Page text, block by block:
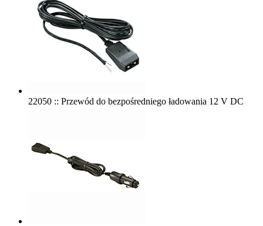
22050 :: Przewód do bezpośredniego ładowania 12 V DC